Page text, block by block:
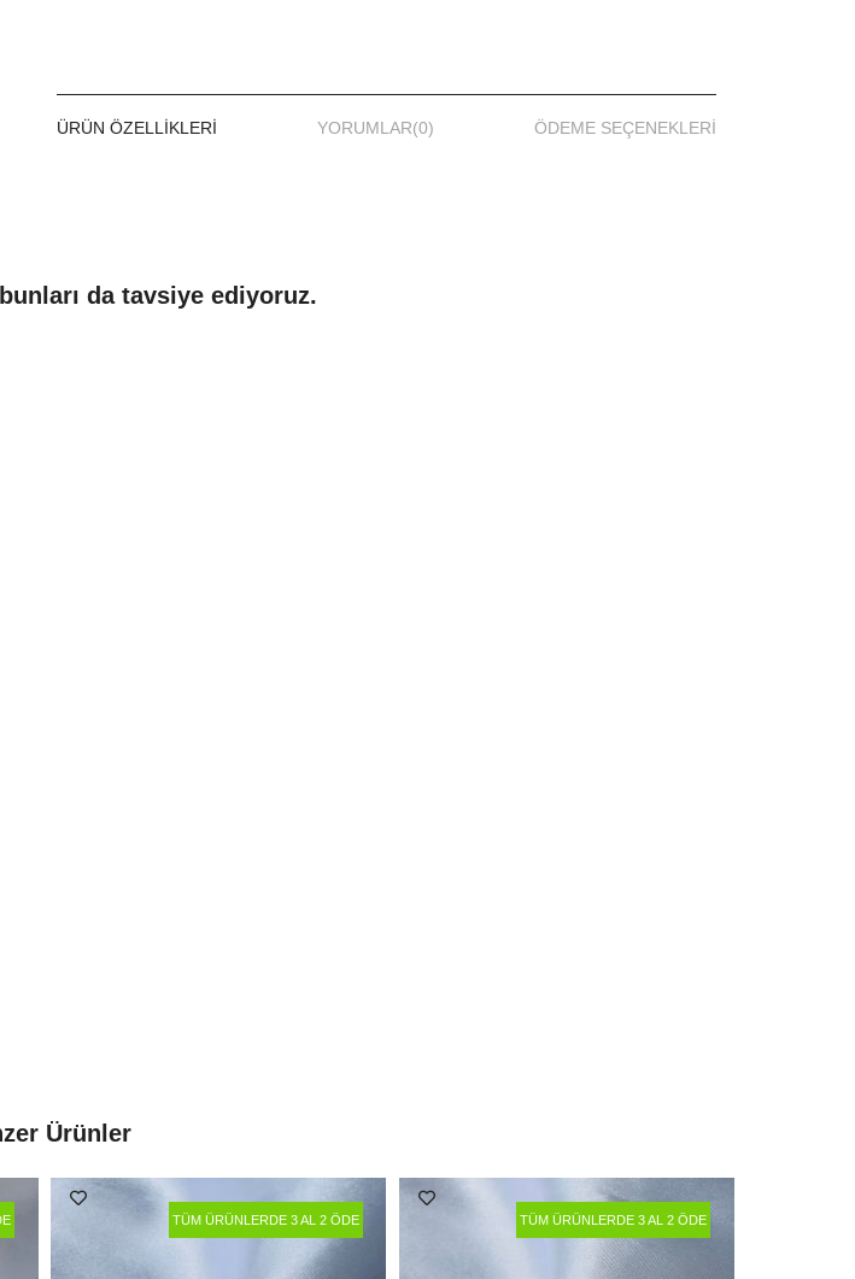
ÜRÜN ÖZELLIKLERI YORUMLAR(0) ÖDEME SEÇENEKLERI
da tavsiye ediyoruz.
Ürünler
TÜM ÜRÜNLERDE 3 AL 2 ÖDE TÜM ÜRÜNLERDE 3 AL 2 ÖDE